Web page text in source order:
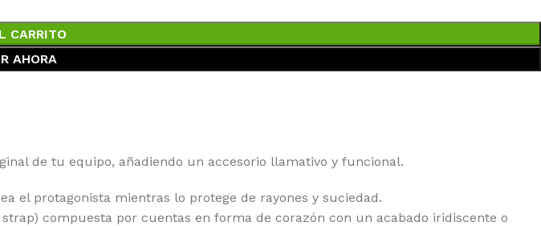
CARRITO
AHORA
de tu equipo, añadiendo un accesorio llamativo y funcional.
el protagonista mientras lo protege de rayones y suciedad.
compuesta por cuentas en forma de corazón con un acabado iridiscente o